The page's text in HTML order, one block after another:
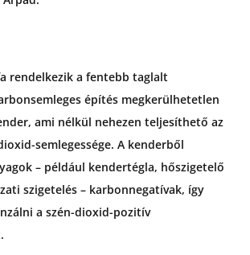
rendelkezik a fentebb taglalt
építés megkerülhetetlen
ami nélkül nehezen teljesíthető az
semlegessége. A kenderből
– például kendertégla, hőszigetelő
szigetelés – karbonnegatívak, így
a szén-dioxid-pozitív